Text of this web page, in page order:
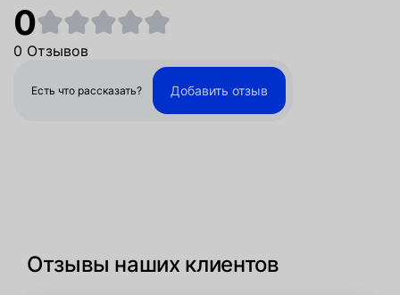
0
0 Отзывов
Есть что рассказать? Добавить отзыв
Отзывы наших клиентов